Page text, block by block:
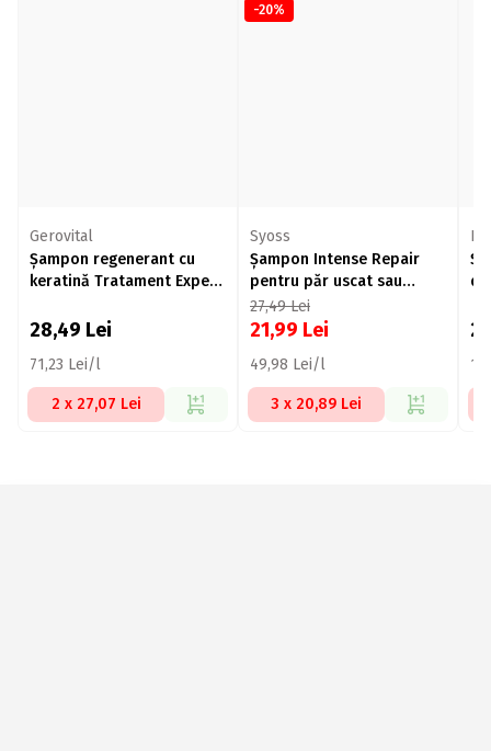
Gerovital
Șampon regenerant cu
keratină Tratament Expert
28,49 Lei
71,23 Lei/l
2 x 27,07 Lei
-20%
Syoss
Șampon Intense Repair
pentru păr uscat sau
deteriorat 440ml
27,49Lei
21,99 Lei
49,98 Lei/l
3 x 20,89 Lei